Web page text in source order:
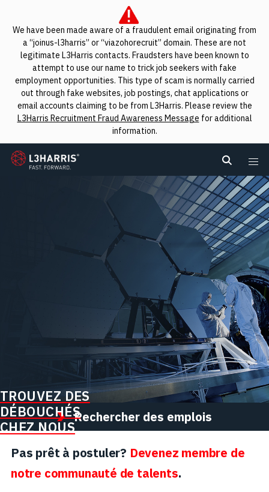
We have been made aware of a fraudulent email originating from
a “joinus-l3harris” or “viazohorecruit” domain. These are not
legitimate L3Harris contacts. Fraudsters have been known to
attempt to use our name to trick job seekers with fake
employment opportunities. This type of scam is normally carried
out through fake websites, job postings, chat applications or
email accounts claiming to be from L3Harris. Please review the
L3Harris Recruitment Fraud Awareness Message for additional
information.
L3Harris
Search
TROUVEZ DES
DÉBOUCHÉS
CHEZ NOUS
Rechercher des emplois
Pas prêt à postuler? Devenez membre de
notre communauté de talents.